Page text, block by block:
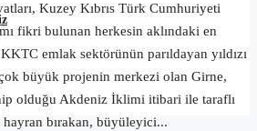
Kuzey Kıbrıs Türk Cumhuriyeti
fikri bulunan herkesin aklındaki en
emlak sektörünün parıldayan yıldızı
büyük projenin merkezi olan Girne,
olduğu Akdeniz İklimi itibari ile taraflı
hayran bırakan, büyüleyici...